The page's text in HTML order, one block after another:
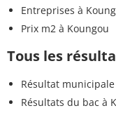
Entreprises à
Prix m2 à Koungou
Tous les
Résultat
Résultats du bac à